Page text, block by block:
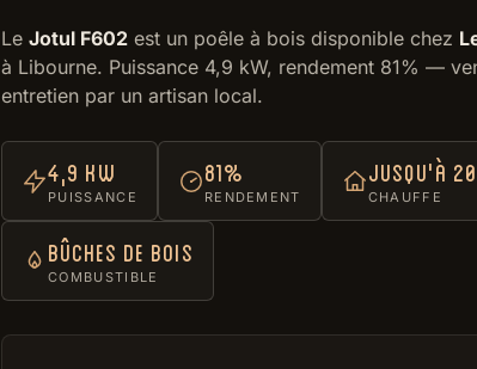
Le Jotul F602 est un poêle à bois disponible chez
à Libourne. Puissance 4,9 kW, rendement 81% —
entretien par un artisan local.
4,9 kW
PUISSANCE
81%
RENDEMENT
jusqu'à
CHAUFFE
Bûches de bois
COMBUSTIBLE